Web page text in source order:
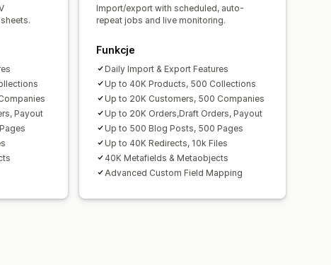
Payout
Import/export with scheduled, auto-
repeat jobs and live monitoring.
Funkcje
Daily Import & Export Features
Up to 40K Products, 500 Collections
Up to 20K Customers, 500 Companies
Up to 20K Orders,Draft Orders, Payout
Up to 500 Blog Posts, 500 Pages
Up to 40K Redirects, 10k Files
40K Metafields & Metaobjects
Advanced Custom Field Mapping